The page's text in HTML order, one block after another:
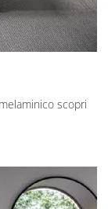
scopri